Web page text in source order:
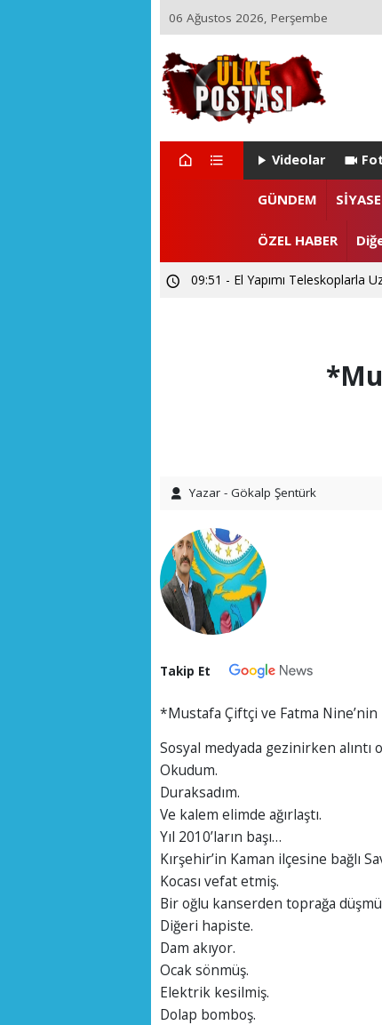
06 Ağustos 2026, Perşembe
Videolar
GÜNDEM
ÖZEL HABER
09:51 - El Yapımı Teleskoplarla
Yazar - Gökalp Şentürk
Takip Et
*Mustafa Çiftçi ve Fatma Nine’nin
Sosyal medyada gezinirken alıntı
Okudum.
Duraksadım.
Ve kalem elimde ağırlaştı.
Yıl 2010’ların başı…
Kırşehir’in Kaman ilçesine bağlı
Kocası vefat etmiş.
Bir oğlu kanserden toprağa
Diğeri hapiste.
Dam akıyor.
Ocak sönmüş.
Elektrik kesilmiş.
Dolap bomboş.